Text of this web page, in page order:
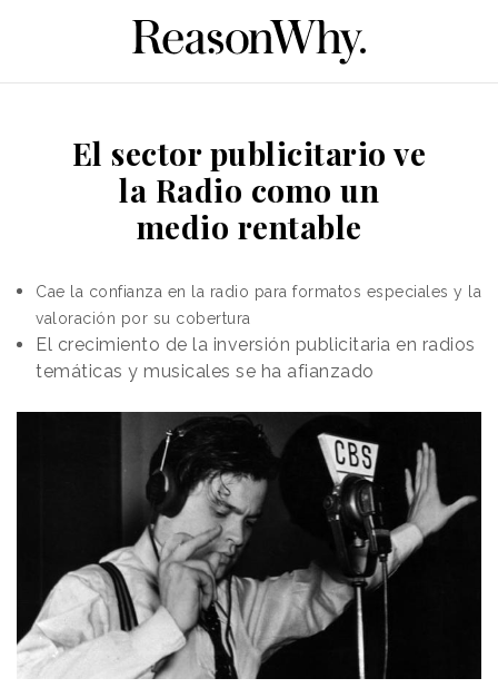
El sector publicitario ve
la Radio como un
medio rentable
Cae la confianza en la radio para formatos especiales y la
valoración por su cobertura
El crecimiento de la inversión publicitaria en radios
temáticas y musicales se ha afianzado